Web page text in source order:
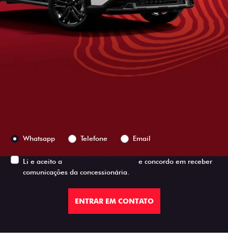
Whatsapp
Telefone Email
Li e aceito a
e concordo em receber
comunicações da concessionária.
ENTRAR EM CONTATO